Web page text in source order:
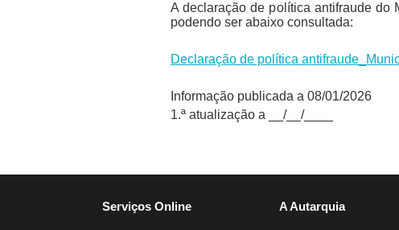
A declaração de política antifraude do
podendo ser abaixo consultada:
Declaração de política
Informação publicada a 08/01/2026
1.ª atualização a __/__/____
Serviços Online A Autarquia